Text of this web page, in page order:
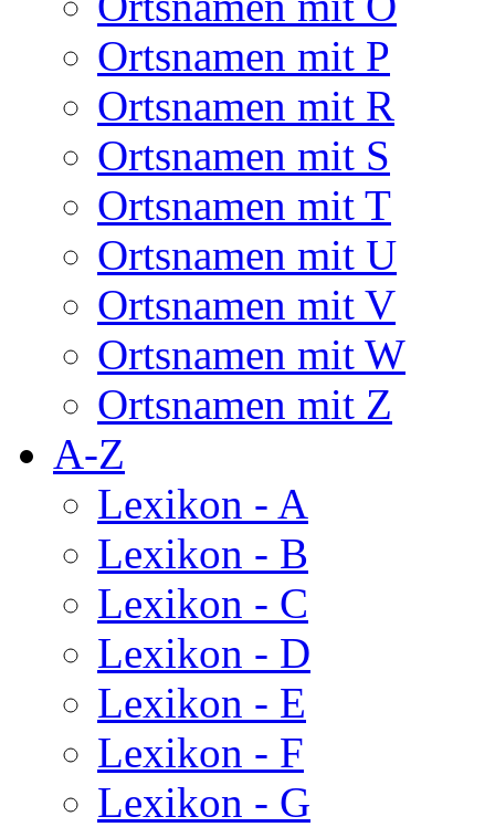
Ortsnamen mit P
Ortsnamen mit R
Ortsnamen mit S
Ortsnamen mit T
Ortsnamen mit U
Ortsnamen mit V
Ortsnamen mit W
Ortsnamen mit Z
A-Z
Lexikon - A
Lexikon - B
Lexikon - C
Lexikon - D
Lexikon - E
Lexikon - F
Lexikon - G